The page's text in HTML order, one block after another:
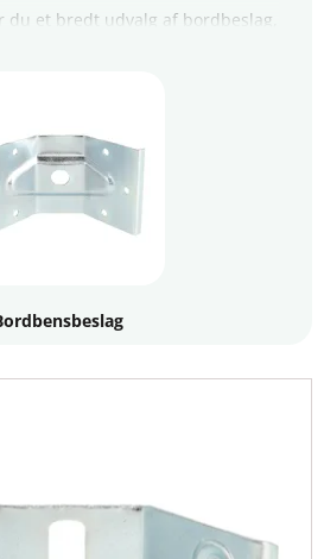
du et bredt udvalg af bordbeslag,
montere, justere og stabilisere
og erhverv.